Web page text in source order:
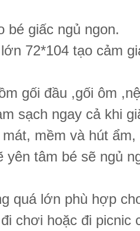
bé giấc ngủ ngon.
72*104 tạo cảm
gối đầu ,gối ôm
sạch ngay cả khi
mát, mềm và hút
yên tâm bé sẽ ngủ
quá lớn phù hợp
chơi hoặc đi picnic